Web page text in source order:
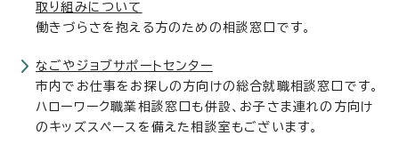
取り組みについて
働きづらさを抱える方のための相談窓口です。
なごやジョブサポートセンター
市内でお仕事をお探しの方向けの総合就職相談窓口です。
ハローワーク職業相談窓口も併設、お子さま連れの方向け
のキッズスペースを備えた相談室もございます。